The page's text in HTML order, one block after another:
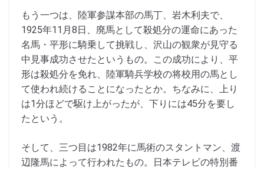
もう一つは、陸軍参謀本部の馬丁、岩木利夫で、
1925年11月8日、廃馬として殺処分の運命にあった
名馬・平形に騎乗して挑戦し、沢山の観衆が見守る
中見事成功させたというもの。この成功により、平
形は殺処分を免れ、陸軍騎兵学校の将校用の馬とし
て使われ続けることになったとか。ちなみに、上り
は1分ほどで駆け上がったが、下りには45分を要し
たという。
そして、三つ目は1982年に馬術のスタントマン、渡
辺隆馬によって行われたもの。日本テレビの特別番